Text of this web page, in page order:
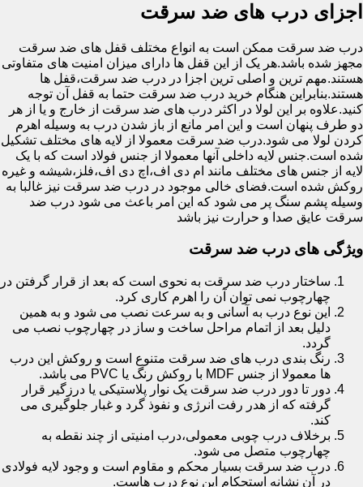
اجزای درب های ضد سرقت
درب ضد سرقت ممکن است به انواع مختلف قفل های ضد سرقت
مجهز شده باشد.هر یک از این قفل ها دارای میزان امنیت های متفاوتی
هستند.مهم ترین و اصلی ترین اجزا در درب ضد سرقت،قفل ها
هستند.بنابراین هنگام خرید درب ضد سرقت حتما به قفل آن توجه
کنید.علاوه بر این لولا در اکثر درب های ضد سرقت از خارج و یا از هر
دو طرف پنهان است و این امر مانع از باز شدن درب به وسیله اهرم
کردن لولا می شود.درب ضد سرقت معمولا از لایه های مختلف تشکیل
شده است.جنس لایه داخلی آنها معمولا از جنس فولاد است که با یک
لایه از جنس های مختلف مانند ام دی اف،اچ دی اف،فلز،شیشه و غیره
روکش شده است.فضای خالی موجود در درب ضد سرقت نیز غالبا به
وسیله پشم سنگ پر می شود که این امر باعث می شود درب ضد
سرقت عایق صدا و حرارت نیز باشد
ویژگی های درب ضد سرقت
ساختار درب ضد سرقت به نحوی است که بعد از قرار گرفتن در
چهارچوب نمی توان آن را اهرم کاری کرد.
این نوع درب به آسانی و به سرعت نصب می شود و به همین
دلیل بعد از اتمام مراحل ساخت و ساز در چهارچوب نصب می
گردد.
رنگ بندی درب های ضد سرقت متنوع است و روکش این درب
ها معمولا از جنس MDF با روکش رنگ یا PVC می باشد.
دور تا دور درب ضد سرقت یک نوار پلاستیکی یا درزگیر قرار
گرفته که از هدر رفت انرژی و نفوذ گرد و غبار جلوگیری می
کند.
برخلاف درب چوبی معمولی،درب امنیتی از چند نقطه به
چهارچوب متصل می شود.
درب ضد سرقت بسیار محکم و مقاوم است و وجود لایه فولادی
در آن نشانه استحکام این نوع درب هاست.